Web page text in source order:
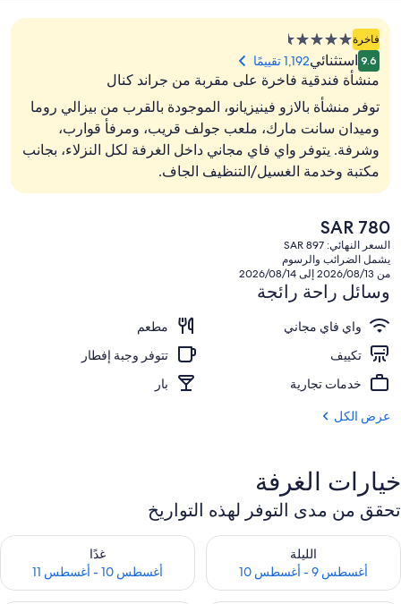
ألحفة محشوة بالريش وميني بار وخزنة
فاخرةمنشأة
فندقية
مصنفة
4.5
نجمة
9.6 استثنائي1,192 تقييمًا
منشأة فندقية فاخرة على مقربة من جراند كنال
توفر منشأة بالازو فينيزيانو، الموجودة بالقرب من بيزالي روما
وميدان سانت مارك، ملعب جولف قريب، ومرفأ قوارب،
وشرفة. يتوفر واي فاي مجاني داخل الغرفة لكل النزلاء، بجانب
مكتبة وخدمة الغسيل/التنظيف الجاف.
السعر
الحالي
هو
SAR
780
SAR 780
السعر النهائي: SAR 897
يشمل الضرائب والرسوم
من 2026/08/13 إلى 2026/08/14
وسائل راحة رائجة
واي فاي مجاني
مطعم
تكييف
تتوفر وجبة إفطار
خدمات تجارية
بار
عرض الكل
خيارات الغرفة
تحقق من مدى التوفر لهذه التواريخ
الليلة
أغسطس 9 - أغسطس 10
تحقق من مدى التوفر لليلة للفترة أغسطس 9 - أغسطس 10
غدًا
أغسطس 10 - أغسطس 11
تحقق من مدى التوفر لغد للفترة أغسطس